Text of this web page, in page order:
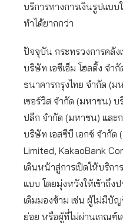
บริการทางการเงินรูปแบ
ทำได้ยากกว่า
ปัจจุบัน กระทรวงการคลัง
บริษัท เอซีเอ็ม โฮลดิ้ง จ
ธนาคารกรุงไทย จำกัด (
เซอร์วิส จำกัด (มหาชน)
ปลีก จำกัด (มหาชน) และ
บริษัท เอสซีบี เอกซ์ จำกัด
Limited, KakaoBank
เดินหน้าสู่การเปิดให้บริก
แบบ โดยมุ่งหวังให้เข้าถึง
เดิมมองข้าม เช่น ผู้ไม่มีบั
ย่อย หรือผู้ที่ไม่ผ่านเกณฑ์